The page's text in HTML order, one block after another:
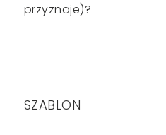
przyznaje)?
SZABLON